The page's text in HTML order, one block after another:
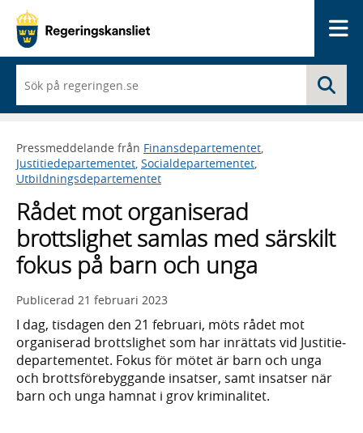
du
börjar
skriva
framträder
en
lista
sökförslag
Pressmeddelande från Finansdepartementet,
Justitiedepartementet, Socialdepartementet,
Utbildningsdepartementet
Rådet mot organiserad
brottslighet samlas med särskilt
fokus på barn och unga
Publicerad 21 februari 2023
I dag, tisdagen den 21 februari, möts rådet mot
organi­serad brotts­lighet som har inrättats vid Justitie­
departe­mentet. Fokus för mötet är barn och unga
och brotts­före­byggande insatser, samt insatser när
barn och unga hamnat i grov kriminalitet.